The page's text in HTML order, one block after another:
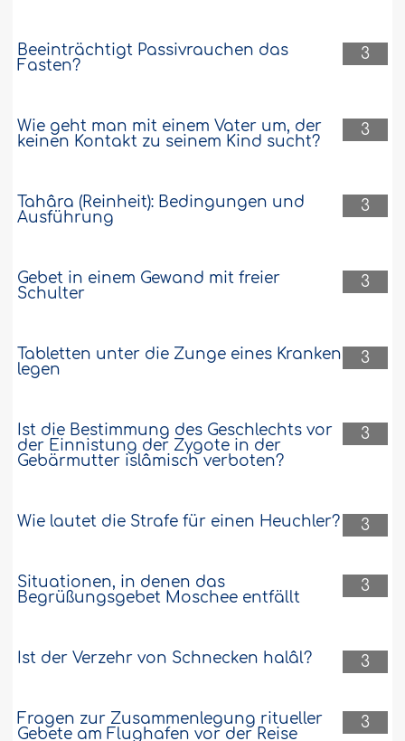
3
Beeinträchtigt Passivrauchen das
Fasten?
3
Wie geht man mit einem Vater um, der
keinen Kontakt zu seinem Kind sucht?
3
Tahâra (Reinheit): Bedingungen und
Ausführung
3
Gebet in einem Gewand mit freier
Schulter
3
Tabletten unter die Zunge eines Kranken
legen
3
Ist die Bestimmung des Geschlechts vor
der Einnistung der Zygote in der
Gebärmutter islâmisch verboten?
3
Wie lautet die Strafe für einen Heuchler?
3
Situationen, in denen das
Begrüßungsgebet Moschee entfällt
3
Ist der Verzehr von Schnecken halâl?
3
Fragen zur Zusammenlegung ritueller
Gebete am Flughafen vor der Reise